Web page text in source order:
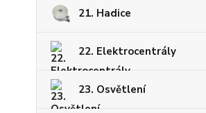
21. Hadice
22. Elektrocentrály
23. Osvětlení